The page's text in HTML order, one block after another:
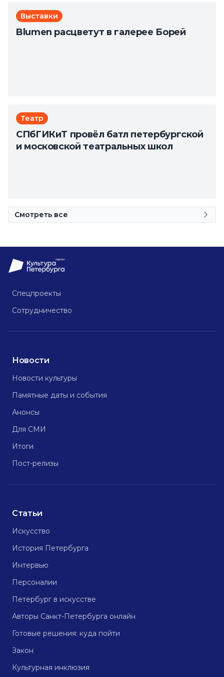
Выставки
Blumen расцветут в галерее Борей
Театр
СПбГИКиТ провёл батл петербургской
и московской театральных школ
Смотреть все
Спецпроекты
Сотрудничество
Новости
Новости культуры
Памятные даты и события
Анонсы
Для СМИ
Итоги
Пост-релизы
Статьи
Искусство
История Петербурга
Интервью
Персоналии
Петербург в искусстве
Авторы Санкт-Петербурга онлайн
Готовые решения: куда пойти
Закон
Культурная инклюзия